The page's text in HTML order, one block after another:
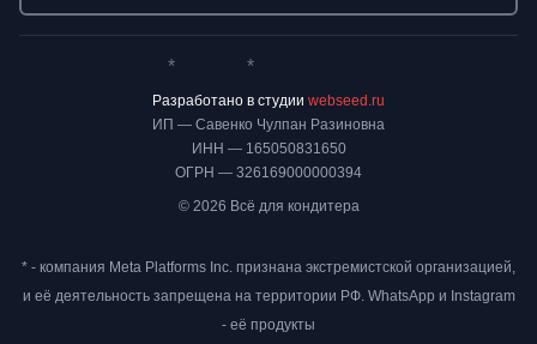
ИП — Савенко Чулпан Разиновна
ИНН — 165050831650
ОГРН — 326169000000394
© 2026 Всё для кондитера
* *
Разработано в студии webseed.ru
* - компания Meta Platforms Inc. признана экстремистской организацией,
и её деятельность запрещена на территории РФ. WhatsApp и Instagram
- её продукты